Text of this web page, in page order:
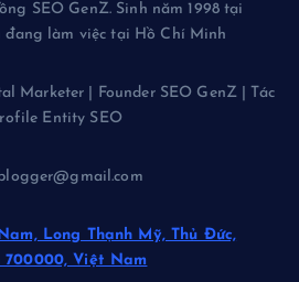
SEO GenZ. Sinh năm 1998 tại
đang làm việc tại Hồ Chí Minh
Marketer | Founder SEO GenZ | Tác
Entity SEO
Long Thạnh Mỹ, Thủ Đức,
700000, Việt Nam